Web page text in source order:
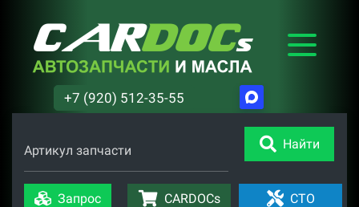
+7 (920) 512-35-55
Артикул запчасти Найти
Запрос CARDOCs СТО